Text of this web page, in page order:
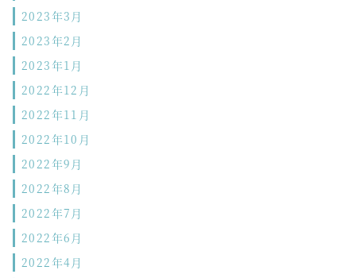
2023年3月
2023年2月
2023年1月
2022年12月
2022年11月
2022年10月
2022年9月
2022年8月
2022年7月
2022年6月
2022年4月